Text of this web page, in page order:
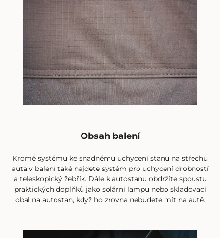
Obsah balení
Kromě systému ke snadnému uchycení stanu na střechu
auta v balení také najdete systém pro uchycení drobností
a teleskopický žebřík. Dále k autostanu obdržíte spoustu
praktických doplňků jako solární lampu nebo skladovací
obal na autostan, když ho zrovna nebudete mít na autě.